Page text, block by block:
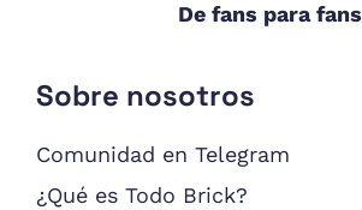
De fans para fans
Sobre nosotros
Comunidad en Telegram
¿Qué es Todo Brick?